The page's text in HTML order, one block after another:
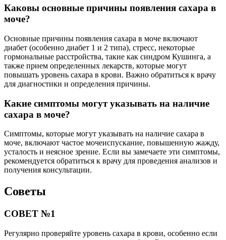
Каковы основные причины появления сахара в
моче?
Основные причины появления сахара в моче включают
диабет (особенно диабет 1 и 2 типа), стресс, некоторые
гормональные расстройства, такие как синдром Кушинга, а
также прием определенных лекарств, которые могут
повышать уровень сахара в крови. Важно обратиться к врачу
для диагностики и определения причины.
Какие симптомы могут указывать на наличие
сахара в моче?
Симптомы, которые могут указывать на наличие сахара в
моче, включают частое мочеиспускание, повышенную жажду,
усталость и неясное зрение. Если вы замечаете эти симптомы,
рекомендуется обратиться к врачу для проведения анализов и
получения консультации.
Советы
СОВЕТ №1
Регулярно проверяйте уровень сахара в крови, особенно если